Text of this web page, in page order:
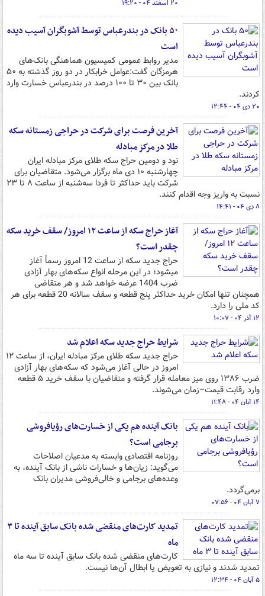
۲۰ اسفند ۰۴ - ۱۹:۲۰
۵۰ بانک در بندرعباس توسط آشوبگران آسیب دیده
است
مدیر روابط عمومی کمیسیون هماهنگی بانک‌های
هرمزگان گفت:عوامل خرابکار در دو روز گذشته به ۵۰
بانک بین ۳۰ تا ۱۰۰ درصد در بندرعباس خسارت وارد
کردند.
۲۰ دی ۰۴ - ۱۲:۴۴
آخرین فرصت برای شرکت در حراجی زمستانه سکه
طلا در مرکز مبادله
نود و دومین حراج سکه طلای مرکز مبادله ایران
چهارشنبه ۱۰ دی‌ ماه برگزار می‌شود. متقاضیان برای
شرکت باید حداکثر تا فردا سه‌شنبه از ساعت ۸ تا ۲۳
نسبت به واریز وجه اقدام کنند.
۸ دی ۰۴ - ۱۴:۴۱
آغاز حراج سکه از ساعت ۱۲ امروز/ سقف خرید سکه
چقدر است؟
حراج جدید سکه از ساعت 12 امروز رسماً آغاز
میشود؛ در این مرحله انواع سکه‌های بهار آزادی
ضرب 1404 عرضه خواهد شد و هر متقاضی
همچنان تنها امکان خرید حداکثر پنج قطعه و سقف سالانه 20 قطعه برای هر
کد ملی را دارد.
۱۲ آذر ۰۴ - ۱۰:۰۷
شرایط حراج جدید سکه اعلام شد
حراج جدید سکه طلای مرکز مبادله ایران، از ساعت ۱۲
امروز در حالی آغاز می‌شود که سکه‌های بهار آزادی
ضرب ۱۳۸۶ روی میز معامله قرار گرفته و متقاضیان با سقف خرید ۵ قطعه
وارد رقابت قیمت–زمان می‌شوند.
۱۴ آبان ۰۴ - ۱۱:۴۸
بانک آینده هم یکی از خسارت‌های رؤیافروشی
برجامی است؟
روزنامه اقتصادی وابسته به مدعیان اصلاحات
می‌گوید: زیان‌ها و خسارات ناشی از بانک آینده، به
وعده‌های برجامی و خالی‌فروشی مدیران بانک
برمی‌گردد.
۷ آبان ۰۴ - ۰۷:۵۶
تمدید کارت‌های منقضی شده بانک سابق آینده تا ۳
ماه
کارت‌های منقضی شده بانک سابق آینده تا سه ماه
تمدید شدند و نیازی به تعویض یا ابطال آن‌ها نیست.
۵ آبان ۰۴ - ۱۲:۳۴